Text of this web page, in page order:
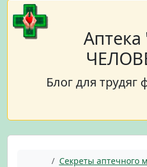
Аптека
Блог для трудяг
ГлавнаяСекреты аптечного